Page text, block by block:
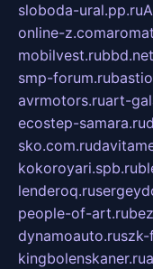
sloboda-ural.pp.ru
online-z.com
mobilvest.ru
smp-forum.ru
avrmotors.ruart-
ecostep-samara.ru
sko.com.ru
kokoroyari.spb.ru
lenderoq.ru
people-of-art.ru
dynamoauto.ru
kingbolenskaner.ru